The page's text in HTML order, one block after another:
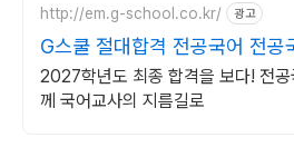
http://em.g-school.co.kr/ 광고
G스쿨 절대합격 전공국어 전공
2027학년도 최종 합격을 보다! 전
께 국어교사의 지름길로